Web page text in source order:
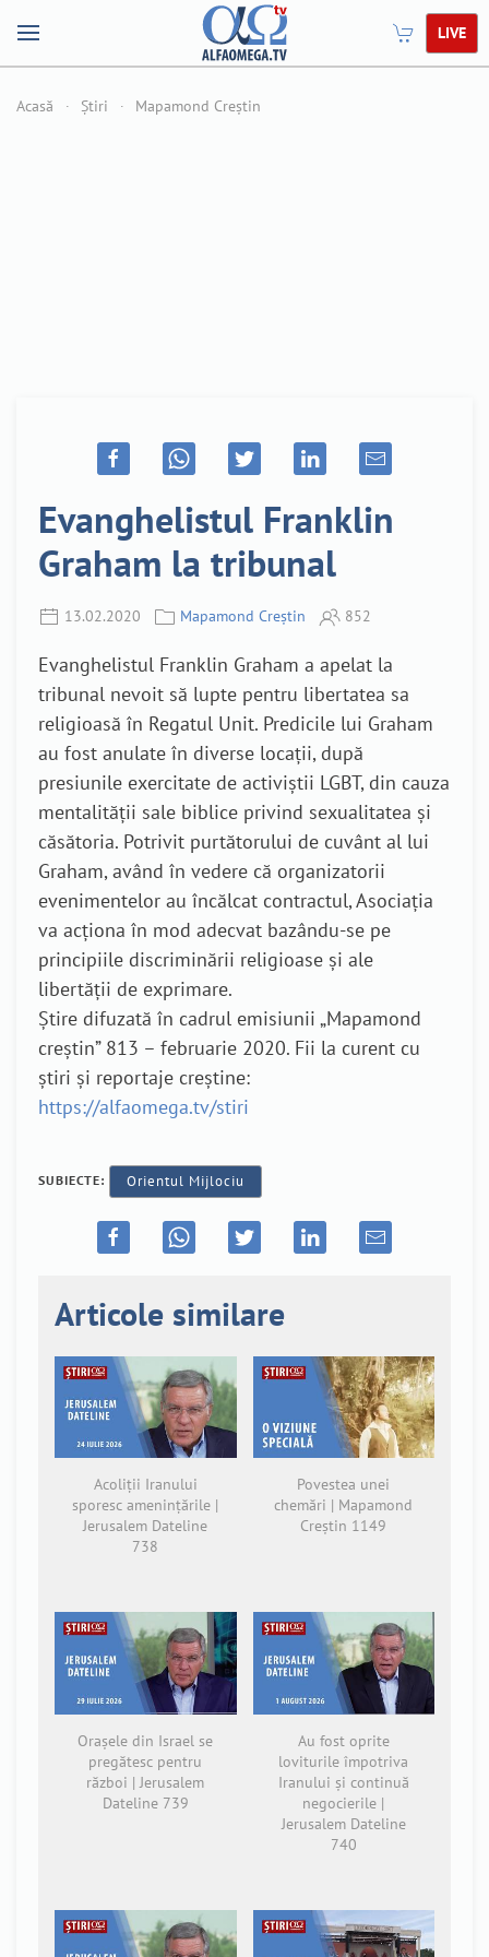
LIVE
Acasă Știri Mapamond Creștin
Evanghelistul Franklin
Graham la tribunal
13.02.2020 Mapamond Creștin 852
Evanghelistul Franklin Graham a apelat la
tribunal nevoit să lupte pentru libertatea sa
religioasă în Regatul Unit. Predicile lui Graham
au fost anulate în diverse locații, după
presiunile exercitate de activiștii LGBT, din cauza
mentalității sale biblice privind sexualitatea și
căsătoria. Potrivit purtătorului de cuvânt al lui
Graham, având în vedere că organizatorii
evenimentelor au încălcat contractul, Asociația
va acționa în mod adecvat bazându-se pe
principiile discriminării religioase și ale
libertății de exprimare.
Știre difuzată în cadrul emisiunii „Mapamond
creștin” 813 – februarie 2020. Fii la curent cu
știri și reportaje creștine:
https://alfaomega.tv/stiri
SUBIECTE: Orientul Mijlociu
Articole similare
Acoliții Iranului
sporesc amenințările |
Jerusalem Dateline
738
Povestea unei
chemări | Mapamond
Creștin 1149
Orașele din Israel se
pregătesc pentru
război | Jerusalem
Dateline 739
Au fost oprite
loviturile împotriva
Iranului și continuă
negocierile |
Jerusalem Dateline
740